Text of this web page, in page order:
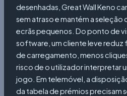
desenhadas, Great Wall Keno
sem atraso e mantém a seleção
ecrãs pequenos. Do ponto de
software, um cliente leve
de carregamento, menos
risco de o utilizador interpretar
jogo. Em telemóvel, a
da tabela de prémios precisam